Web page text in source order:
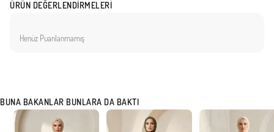
ÜRÜN DEĞERLENDIRMELERI
Henüz Puanlanmamış
BUNA BAKANLAR BUNLARA DA BAKTI